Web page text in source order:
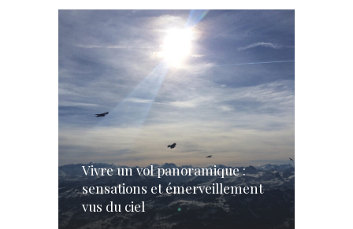
Vivre un vol panoramique :
sensations et émerveillement
vus du ciel